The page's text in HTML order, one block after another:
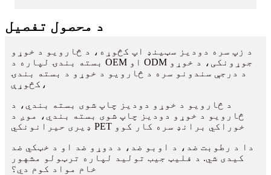
د محصول تفصیل
د زپ سره دودیز سټینډ اپ کڅوړه، د څارویو د خوړو
بسته بندۍ لپاره د OEM او ODM جوړونکی، د خوړو
د درجې سندونو سره د څارویو د خوړو د بسته بندۍ
کڅوړې،
د څارویو د خوړو دودیز چاپ شوی بسته بندي، د
څارویو د خوړو دودیز چاپ شوی بسته بندي، موږ د
ډیری حیرانونکي PET خوراکي برانډ سره کار کوو
دا د رطوبت ضد، د اوبو ضد، د دوړو ضد او د خټکي ضد
کیدی شي. د فلیټ جیب تولید لپاره ترټولو مشهور
خام مواد کوم دي؟